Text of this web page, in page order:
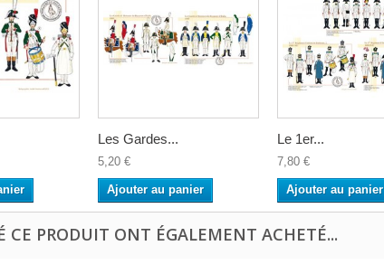
Les Gardes...
5,20 €
Ajouter au panier
Le 1er...
7,80 €
Ajouter au panier
CE PRODUIT ONT ÉGALEMENT ACHETÉ...